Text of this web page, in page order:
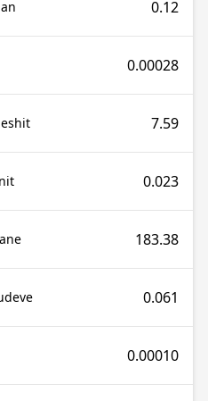
0.12
0.00028
7.59
0.023
183.38
0.061
0.00010